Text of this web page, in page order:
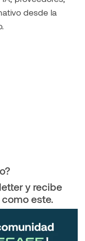
desde la
y recibe
este.